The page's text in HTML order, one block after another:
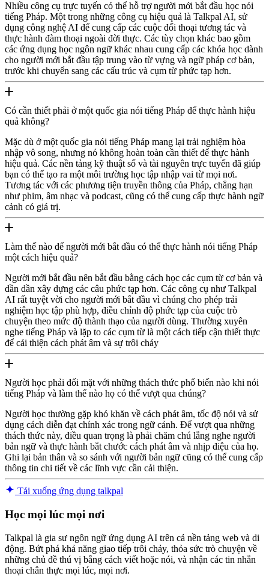
Nhiều công cụ trực tuyến có thể hỗ trợ người mới bắt đầu học nói
tiếng Pháp. Một trong những công cụ hiệu quả là Talkpal AI, sử
dụng công nghệ AI để cung cấp các cuộc đối thoại tương tác và
thực hành đàm thoại ngoài đời thực. Các tùy chọn khác bao gồm
các ứng dụng học ngôn ngữ khác nhau cung cấp các khóa học dành
cho người mới bắt đầu tập trung vào từ vựng và ngữ pháp cơ bản,
trước khi chuyển sang các cấu trúc và cụm từ phức tạp hơn.
Có cần thiết phải ở một quốc gia nói tiếng Pháp để thực hành hiệu
quả không?
Mặc dù ở một quốc gia nói tiếng Pháp mang lại trải nghiệm hòa
nhập vô song, nhưng nó không hoàn toàn cần thiết để thực hành
hiệu quả. Các nền tảng kỹ thuật số và tài nguyên trực tuyến đã giúp
bạn có thể tạo ra một môi trường học tập nhập vai từ mọi nơi.
Tương tác với các phương tiện truyền thông của Pháp, chẳng hạn
như phim, âm nhạc và podcast, cũng có thể cung cấp thực hành ngữ
cảnh có giá trị.
Làm thế nào để người mới bắt đầu có thể thực hành nói tiếng Pháp
một cách hiệu quả?
Người mới bắt đầu nên bắt đầu bằng cách học các cụm từ cơ bản và
dần dần xây dựng các câu phức tạp hơn. Các công cụ như Talkpal
AI rất tuyệt vời cho người mới bắt đầu vì chúng cho phép trải
nghiệm học tập phù hợp, điều chỉnh độ phức tạp của cuộc trò
chuyện theo mức độ thành thạo của người dùng. Thường xuyên
nghe tiếng Pháp và lặp to các cụm từ là một cách tiếp cận thiết thực
để cải thiện cách phát âm và sự trôi chảy
Người học phải đối mặt với những thách thức phổ biến nào khi nói
tiếng Pháp và làm thế nào họ có thể vượt qua chúng?
Người học thường gặp khó khăn về cách phát âm, tốc độ nói và sử
dụng cách diễn đạt chính xác trong ngữ cảnh. Để vượt qua những
thách thức này, điều quan trọng là phải chăm chú lắng nghe người
bản ngữ và thực hành bắt chước cách phát âm và nhịp điệu của họ.
Ghi lại bản thân và so sánh với người bản ngữ cũng có thể cung cấp
thông tin chi tiết về các lĩnh vực cần cải thiện.
Tải xuống ứng dụng talkpal
Học mọi lúc mọi nơi
Talkpal là gia sư ngôn ngữ ứng dụng AI trên cả nền tảng web và di
động. Bứt phá khả năng giao tiếp trôi chảy, thỏa sức trò chuyện về
những chủ đề thú vị bằng cách viết hoặc nói, và nhận các tin nhắn
thoại chân thực mọi lúc, mọi nơi.